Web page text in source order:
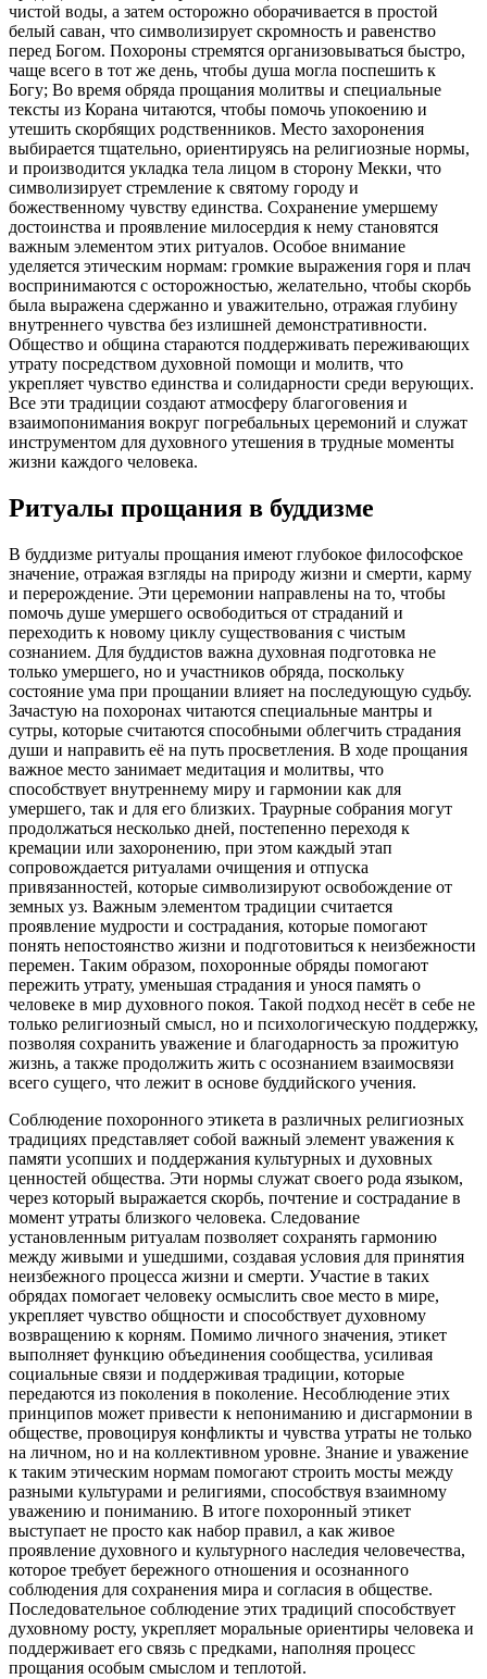
чистой воды, а затем осторожно оборачивается в простой
белый саван, что символизирует скромность и равенство
перед Богом. Похороны стремятся организовываться быстро,
чаще всего в тот же день, чтобы душа могла поспешить к
Богу; Во время обряда прощания молитвы и специальные
тексты из Корана читаются, чтобы помочь упокоению и
утешить скорбящих родственников. Место захоронения
выбирается тщательно, ориентируясь на религиозные нормы,
и производится укладка тела лицом в сторону Мекки, что
символизирует стремление к святому городу и
божественному чувству единства. Сохранение умершему
достоинства и проявление милосердия к нему становятся
важным элементом этих ритуалов. Особое внимание
уделяется этическим нормам: громкие выражения горя и плач
воспринимаются с осторожностью, желательно, чтобы скорбь
была выражена сдержанно и уважительно, отражая глубину
внутреннего чувства без излишней демонстративности.
Общество и община стараются поддерживать переживающих
утрату посредством духовной помощи и молитв, что
укрепляет чувство единства и солидарности среди верующих.
Все эти традиции создают атмосферу благоговения и
взаимопонимания вокруг погребальных церемоний и служат
инструментом для духовного утешения в трудные моменты
жизни каждого человека.
Ритуалы прощания в буддизме
В буддизме ритуалы прощания имеют глубокое философское
значение, отражая взгляды на природу жизни и смерти, карму
и перерождение. Эти церемонии направлены на то, чтобы
помочь душе умершего освободиться от страданий и
переходить к новому циклу существования с чистым
сознанием. Для буддистов важна духовная подготовка не
только умершего, но и участников обряда, поскольку
состояние ума при прощании влияет на последующую судьбу.
Зачастую на похоронах читаются специальные мантры и
сутры, которые считаются способными облегчить страдания
души и направить её на путь просветления. В ходе прощания
важное место занимает медитация и молитвы, что
способствует внутреннему миру и гармонии как для
умершего, так и для его близких. Траурные собрания могут
продолжаться несколько дней, постепенно переходя к
кремации или захоронению, при этом каждый этап
сопровождается ритуалами очищения и отпуска
привязанностей, которые символизируют освобождение от
земных уз. Важным элементом традиции считается
проявление мудрости и сострадания, которые помогают
понять непостоянство жизни и подготовиться к неизбежности
перемен. Таким образом, похоронные обряды помогают
пережить утрату, уменьшая страдания и унося память о
человеке в мир духовного покоя. Такой подход несёт в себе не
только религиозный смысл, но и психологическую поддержку,
позволяя сохранить уважение и благодарность за прожитую
жизнь, а также продолжить жить с осознанием взаимосвязи
всего сущего, что лежит в основе буддийского учения.
Соблюдение похоронного этикета в различных религиозных
традициях представляет собой важный элемент уважения к
памяти усопших и поддержания культурных и духовных
ценностей общества. Эти нормы служат своего рода языком,
через который выражается скорбь, почтение и сострадание в
момент утраты близкого человека. Следование
установленным ритуалам позволяет сохранять гармонию
между живыми и ушедшими, создавая условия для принятия
неизбежного процесса жизни и смерти. Участие в таких
обрядах помогает человеку осмыслить свое место в мире,
укрепляет чувство общности и способствует духовному
возвращению к корням. Помимо личного значения, этикет
выполняет функцию объединения сообщества, усиливая
социальные связи и поддерживая традиции, которые
передаются из поколения в поколение. Несоблюдение этих
принципов может привести к непониманию и дисгармонии в
обществе, провоцируя конфликты и чувства утраты не только
на личном, но и на коллективном уровне. Знание и уважение
к таким этическим нормам помогают строить мосты между
разными культурами и религиями, способствуя взаимному
уважению и пониманию. В итоге похоронный этикет
выступает не просто как набор правил, а как живое
проявление духовного и культурного наследия человечества,
которое требует бережного отношения и осознанного
соблюдения для сохранения мира и согласия в обществе.
Последовательное соблюдение этих традиций способствует
духовному росту, укрепляет моральные ориентиры человека и
поддерживает его связь с предками, наполняя процесс
прощания особым смыслом и теплотой.